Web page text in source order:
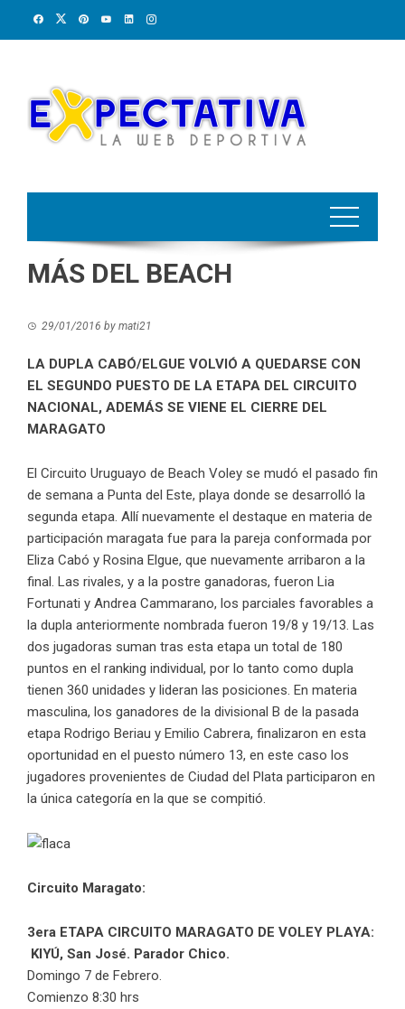
MÁS DEL BEACH
29/01/2016 by mati21
LA DUPLA CABÓ/ELGUE VOLVIÓ A QUEDARSE CON
EL SEGUNDO PUESTO DE LA ETAPA DEL CIRCUITO
NACIONAL, ADEMÁS SE VIENE EL CIERRE DEL
MARAGATO
El Circuito Uruguayo de Beach Voley se mudó el pasado fin
de semana a Punta del Este, playa donde se desarrolló la
segunda etapa. Allí nuevamente el destaque en materia de
participación maragata fue para la pareja conformada por
Eliza Cabó y Rosina Elgue, que nuevamente arribaron a la
final. Las rivales, y a la postre ganadoras, fueron Lia
Fortunati y Andrea Cammarano, los parciales favorables a
la dupla anteriormente nombrada fueron 19/8 y 19/13. Las
dos jugadoras suman tras esta etapa un total de 180
puntos en el ranking individual, por lo tanto como dupla
tienen 360 unidades y lideran las posiciones. En materia
masculina, los ganadores de la divisional B de la pasada
etapa Rodrigo Beriau y Emilio Cabrera, finalizaron en esta
oportunidad en el puesto número 13, en este caso los
jugadores provenientes de Ciudad del Plata participaron en
la única categoría en la que se compitió.
Circuito Maragato:
3era ETAPA CIRCUITO MARAGATO DE VOLEY PLAYA:
KIYÚ, San José. Parador Chico.
Domingo 7 de Febrero.
Comienzo 8:30 hrs